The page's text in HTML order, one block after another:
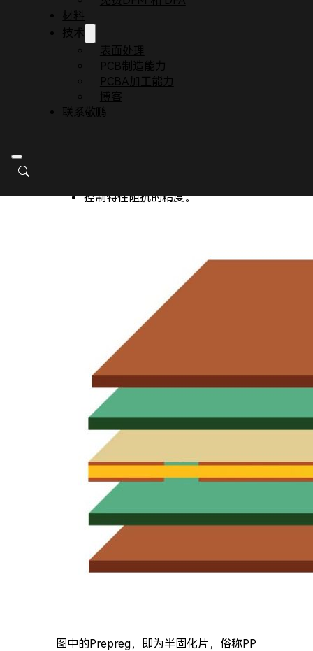
材料
技术
表面处理
PCB制造能力
PCBA加工能力
博客
联系敬鹏
内芯薄型FR-4覆铜板是多层板制造中不可或缺的基
绝缘层厚度：
树脂粘合：与内层黑化层和外层铜箔牢固粘合
尺寸稳定性：各层内层板尺寸变化一致，保
板面平整度： 保持板面平整度，减少翘曲。
1.2. FR-4半固化片
控制特性阻抗的精度。
图中的Prepreg，即为半固化片，俗称PP